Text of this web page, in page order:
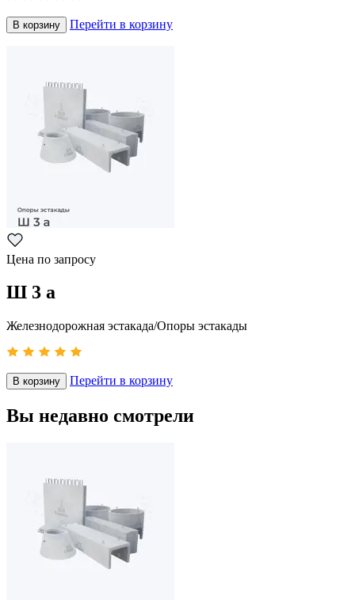
В корзину Перейти в корзину
Цена по запросу
Ш 3 а
Железнодорожная эстакада/Опоры эстакады
В корзину Перейти в корзину
Вы недавно смотрели